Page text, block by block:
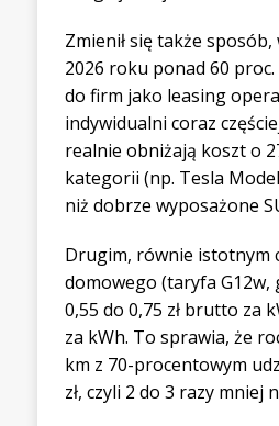
Zmienił się także
2026 roku ponad 60
do firm jako leasing
indywidualni coraz
realnie obniżają koszt o
kategorii (np. Tesla
niż dobrze wyposażone
Drugim, równie istotnym
domowego (taryfa G12w,
0,55 do 0,75 zł brutto za
za kWh. To sprawia, że
km z 70-procentowym
zł, czyli 2 do 3 razy